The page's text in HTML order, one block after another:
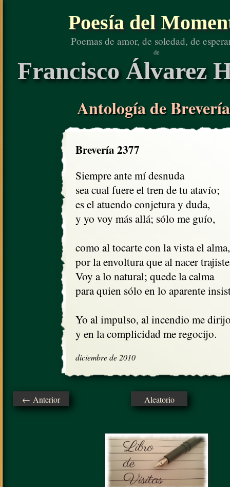
Poesía del
Poemas de amor, de soledad, de
de
Francisco Álvarez
Antología de
Brevería 2377
Siempre ante mí desnuda
sea cual fuere el tren de tu atavío;
es el atuendo conjetura y duda,
y yo voy más allá; sólo me guío,
como al tocarte con la vista el alma,
por la envoltura que al nacer
Voy a lo natural; quede la calma
para quien sólo en lo aparente
Yo al impulso, al incendio me
y en la complicidad me regocijo.
diciembre de 2010
← Anterior Aleatorio